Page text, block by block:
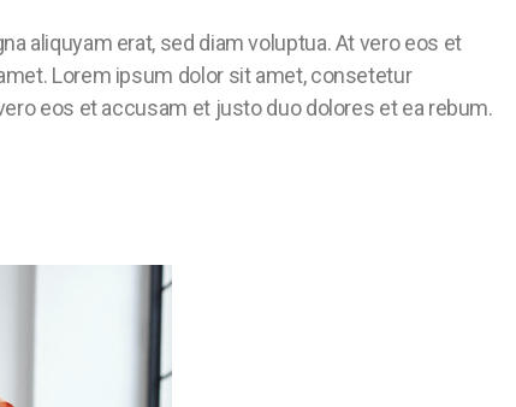
aliquyam erat, sed diam voluptua. At vero eos et
Lorem ipsum dolor sit amet, consetetur
eos et accusam et justo duo dolores et ea rebum.